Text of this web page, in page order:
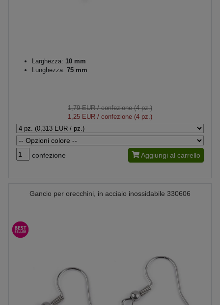
Larghezza: 10 mm
Lunghezza: 75 mm
1,79 EUR/ confezione (4 pz.)
1,25 EUR / confezione (4 pz.)
confezione Aggiungi al carrello
Gancio per orecchini, in acciaio inossidabile 330606